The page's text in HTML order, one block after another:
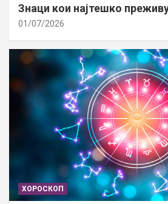
Знаци кои најтешко
01/07/2026
ХОРОСКОП